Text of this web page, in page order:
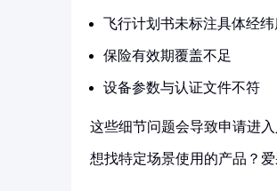
飞行计划书未标注具体经纬
保险有效期覆盖不足
设备参数与认证文件不符
这些细节问题会导致申请进
想找特定场景使用的产品？